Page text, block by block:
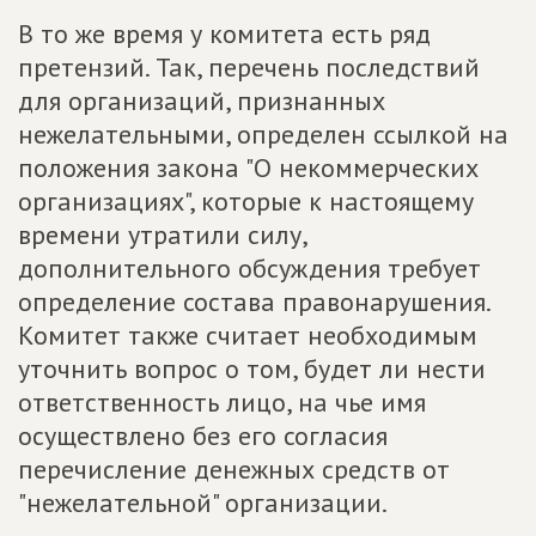
В то же время у комитета есть ряд
претензий. Так, перечень последствий
для организаций, признанных
нежелательными, определен ссылкой на
положения закона "О некоммерческих
организациях", которые к настоящему
времени утратили силу,
дополнительного обсуждения требует
определение состава правонарушения.
Комитет также считает необходимым
уточнить вопрос о том, будет ли нести
ответственность лицо, на чье имя
осуществлено без его согласия
перечисление денежных средств от
"нежелательной" организации.